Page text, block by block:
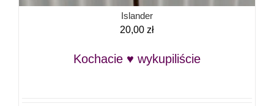
Islander
20,00 zł
Kochacie ♥ wykupiliście